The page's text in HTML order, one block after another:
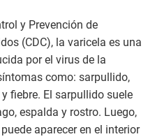
y Prevención de
(CDC), la varicela es una
por el virus de la
como: sarpullido,
fiebre. El sarpullido suele
espalda y rostro. Luego,
aparecer en el interior